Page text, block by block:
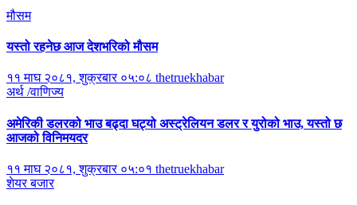
मौसम
यस्तो रहनेछ आज देशभरिको मौसम
११ माघ २०८१, शुक्रबार ०५:०८ thetruekhabar
अर्थ /वाणिज्य
अमेरिकी डलरको भाउ बढ्दा घट्यो अस्ट्रेलियन डलर र युरोको भाउ, यस्तो छ
आजको विनिमयदर
११ माघ २०८१, शुक्रबार ०५:०१ thetruekhabar
शेयर बजार